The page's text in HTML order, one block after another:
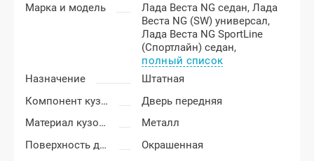
Марка и модель
Лада Веста NG седан,Лада
Веста NG (SW) универсал,
Лада Веста NG SportLine
(Спортлайн) седан,
полный список
Назначение
Штатная
Компонент кузова
Дверь передняя
Материал кузовных деталей
Металл
Поверхность двери
Окрашенная